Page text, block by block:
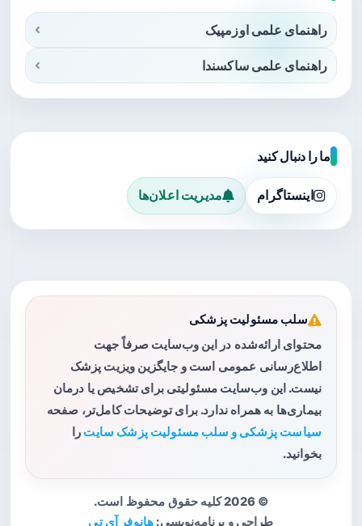
راهنمای علمی اوزمپیک
راهنمای علمی ساکسندا
ما را دنبال کنید
اینستاگرام مدیریت اعلان‌ها
سلب مسئولیت پزشکی
محتوای ارائه‌شده در این وب‌سایت صرفاً جهت
اطلاع‌رسانی عمومی است و جایگزین ویزیت پزشک
نیست. این وب‌سایت مسئولیتی برای تشخیص یا درمان
بیماری‌ها به همراه ندارد. برای توضیحات کامل‌تر، صفحه
سیاست پزشکی و سلب مسئولیت پزشک سایت را
بخوانید.
© 2026 کلیه حقوق محفوظ است.
طراحی و برنامه‌نویسی: هانوفر آی تی